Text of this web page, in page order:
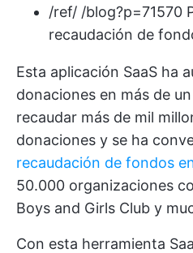
/ref/ /blog?p=71570
recaudación de
Esta aplicación SaaS ha
donaciones en más de
recaudar más de mil
donaciones y se ha
recaudación de fondos
50.000 organizaciones
Boys and Girls Club y
Con esta herramienta